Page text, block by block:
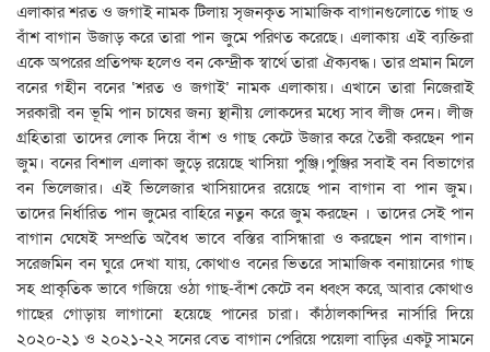
এলাকার শরত ও জগাই নামক টিলায় সৃজনকৃত সামাজিক বাগানগুলোতে গাছ ও
বাঁশ বাগান উজাড় করে তারা পান জুমে পরিণত করেছে। এলাকায় এই ব্যক্তিরা
একে অপরের প্রতিপক্ষ হলেও বন কেন্দ্রীক স্বার্থে তারা ঐক্যবদ্ধ। তার প্রমান মিলে
বনের গহীন বনের ‘শরত ও জগাই’ নামক এলাকায়। এখানে তারা নিজেরাই
সরকারী বন ভূমি পান চাষের জন্য স্থানীয় লোকদের মধ্যে সাব লীজ দেন। লীজ
গ্রহিতারা তাদের লোক দিয়ে বাঁশ ও গাছ কেটে উজার করে তৈরী করছেন পান
জুম। বনের বিশাল এলাকা জুড়ে রয়েছে খাসিয়া পুঞ্জি।পুঞ্জির সবাই বন বিভাগের
বন ভিলেজার। এই ভিলেজার খাসিয়াদের রয়েছে পান বাগান বা পান জুম।
তাদের নির্ধারিত পান জুমের বাহিরে নতুন করে জুম করছেন । তাদের সেই পান
বাগান ঘেষেই সম্প্রতি অবৈধ ভাবে বস্তির বাসিন্ধারা ও করছেন পান বাগান।
সরেজমিন বন ঘুরে দেখা যায়, কোথাও বনের ভিতরে সামাজিক বনায়ানের গাছ
সহ প্রাকৃতিক ভাবে গজিয়ে ওঠা গাছ-বাঁশ কেটে বন ধ্বংস করে, আবার কোথাও
গাছের গোড়ায় লাগানো হয়েছে পানের চারা। কাঁঠালকান্দির নার্সারি দিয়ে
২০২০-২১ ও ২০২১-২২ সনের বেত বাগান পেরিয়ে পয়েলা বাড়ির একটু সামনে